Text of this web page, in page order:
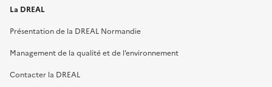
La DREAL
Présentation de la DREAL Normandie
Management de la qualité et de l’environnement
Contacter la DREAL